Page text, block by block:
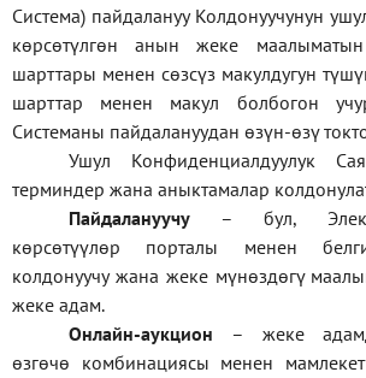
Система) пайдалануу Колдонуучунун
көрсөтүлгөн анын жеке
шарттары менен сөзсүз макулдугун
шарттар менен макул болбогон
Системаны пайдалануудан өзүн-өзү
Ушул Конфиденциалдуулук
терминдер жана аныктамалар
Пайдалануучу – бул,
көрсөтүүлөр порталы менен
колдонуучу жана жеке мүнөздөгү
жеке адам.
Онлайн-аукцион – жеке
өзгөчө комбинациясы менен